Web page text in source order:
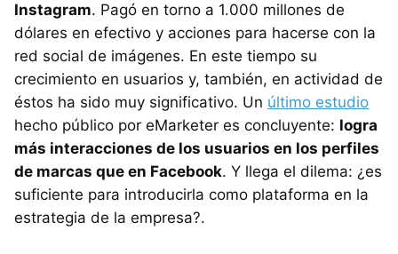
Instagram. Pagó en torno a 1.000 millones de
dólares en efectivo y acciones para hacerse con la
red social de imágenes. En este tiempo su
crecimiento en usuarios y, también, en actividad de
éstos ha sido muy significativo. Un último estudio
hecho público por eMarketer es concluyente: logra
más interacciones de los usuarios en los perfiles
de marcas que en Facebook. Y llega el dilema: ¿es
suficiente para introducirla como plataforma en la
estrategia de la empresa?.